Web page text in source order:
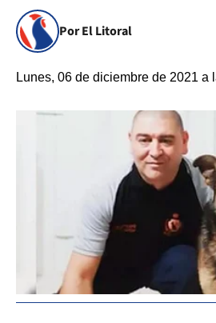
Por El Litoral
Lunes, 06 de diciembre de 2021 a